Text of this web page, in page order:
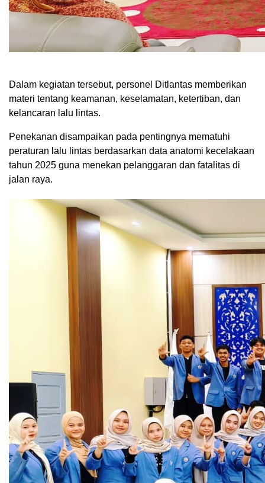
Dalam kegiatan tersebut, personel Ditlantas memberikan
materi tentang keamanan, keselamatan, ketertiban, dan
kelancaran lalu lintas.
Penekanan disampaikan pada pentingnya mematuhi
peraturan lalu lintas berdasarkan data anatomi kecelakaan
tahun 2025 guna menekan pelanggaran dan fatalitas di
jalan raya.